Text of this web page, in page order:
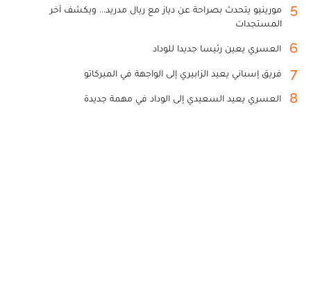
5
مورينيو يتحدث بصراحة عن دياز مع ريال مدريد... ويكشف آخر
المستجدات
6 العسري يعين رئيسا جديدا للوداد
7 فريق إسباني يعيد الزابيري إلى الواجهة في الميركاتو
8 العسري يعيد السعيدي إلى الوداد في مهمة جديدة